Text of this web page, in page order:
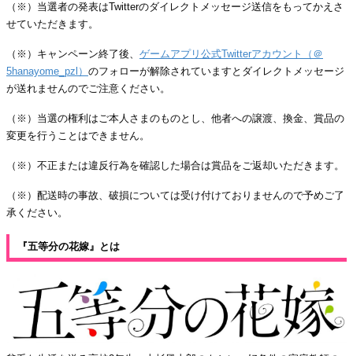
（※）当選者の発表はTwitterのダイレクトメッセージ送信をもってかえさ
せていただきます。
（※）キャンペーン終了後、 ゲームアプリ公式Twitterアカウント（＠
5hanayome_pzl） のフォローが解除されていますとダイレクトメッセージ
が送れませんのでご注意ください。
（※）当選の権利はご本人さまのものとし、他者への譲渡、換金、賞品の
変更を行うことはできません。
（※）不正または違反行為を確認した場合は賞品をご返却いただきます。
（※）配送時の事故、破損については受け付けておりませんので予めご了
承ください。
『五等分の花嫁』とは